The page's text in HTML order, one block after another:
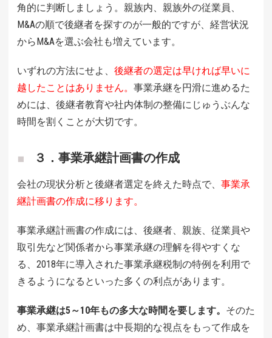
角的に判断しましょう。親族内、親族外の従業員、
M&Aの順で後継者を探すのが一般的ですが、経営状況
からM&Aを選ぶ会社も増えています。
いずれの方法にせよ、 後継者の選定は早ければ早いに
越したことはありません。 事業承継を円滑に進めるた
めには、後継者教育や社内体制の整備にじゅうぶんな
時間を割くことが大切です。
３．事業承継計画書の作成
会社の現状分析と後継者選定を終えた時点で、 事業承
継計画書の作成に移ります。
事業承継計画書の作成には、後継者、親族、従業員や
取引先など関係者から事業承継の理解を得やすくな
る、2018年に導入された事業承継税制の特例を利用で
きるようになるといった多くの利点があります。
事業承継は5～10年もの多大な時間を要します。 そのた
め、事業承継計画書は中長期的な視点をもって作成を